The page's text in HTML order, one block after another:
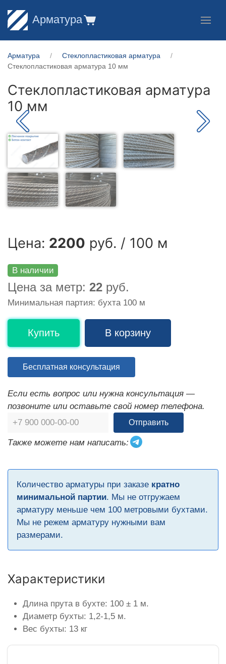
Арматура
Арматура
Стеклопластиковая арматура
Стеклопластиковая арматура 10 мм
Стеклопластиковая арматура
10 мм
Цена: 2200 руб. / 100 м
В наличии
Цена за метр: 22 руб.
Минимальная партия: бухта 100 м
Купить В корзину
Бесплатная консультация
Если есть вопрос или нужна консультация —
позвоните или оставьте свой номер телефона.
Отправить
Также можете нам написать:
Количество арматуры при заказе кратно
минимальной партии. Мы не отгружаем
арматуру меньше чем 100 метровыми бухтами.
Мы не режем арматуру нужными вам
размерами.
Характеристики
Длина прута в бухте: 100 ± 1 м.
Диаметр бухты: 1,2-1,5 м.
Вес бухты: 13 кг